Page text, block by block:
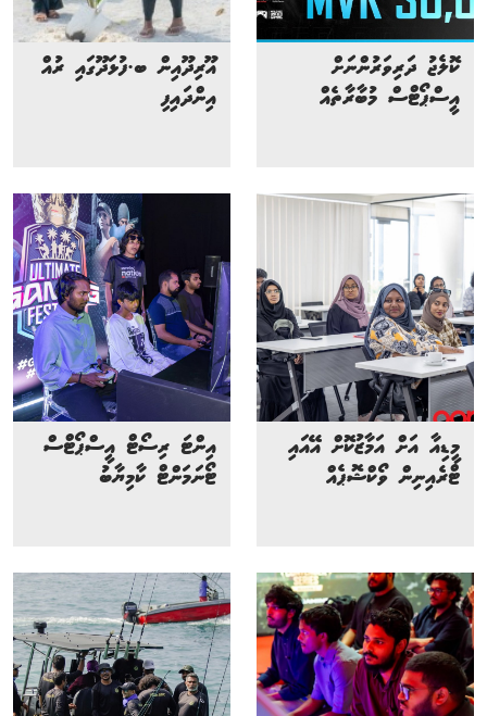
ކޮލެޖު ދަރިވަރުންނަށް
އީސްޕޯޓްސް މުބާރާތެއް
އޫރިދޫއިން ބ.ފުޅަދޫގައި ރުއް
އިންދައިފި
މީޑިއާ އަށް އަމާޒުކޮށް އޭއައި
ޓްރެއިނިން ވޯކްޝޮޕެއް
އިންޓަ ރިސޯޓް އީސްޕޯޓްސް
ޓޯނަމަންޓް ކާމިޔާބު